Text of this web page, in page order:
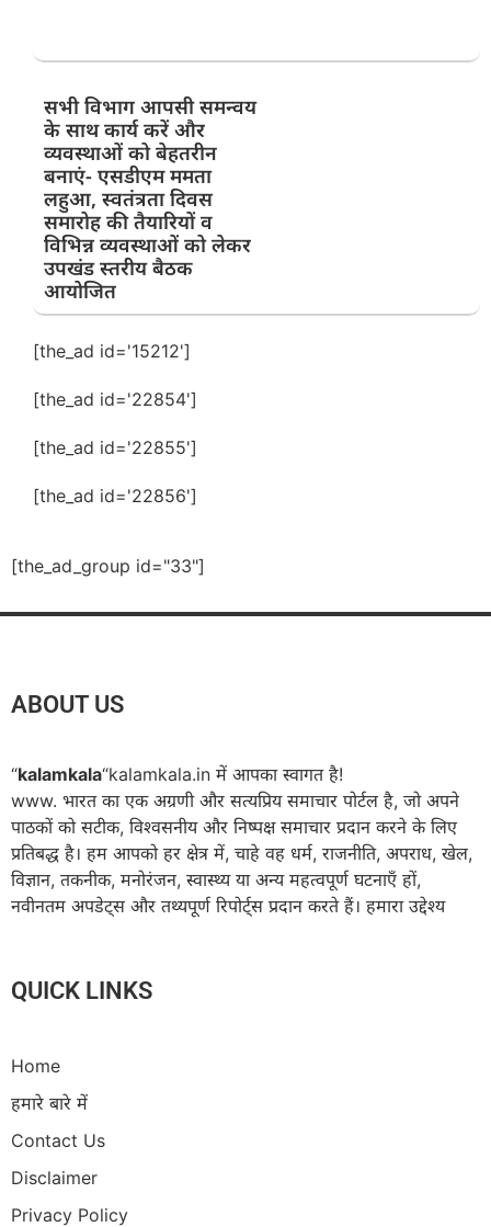
सभी विभाग आपसी समन्वय
के साथ कार्य करें और
व्यवस्थाओं को बेहतरीन
बनाएं- एसडीएम ममता
लहुआ, स्वतंत्रता दिवस
समारोह की तैयारियों व
विभिन्न व्यवस्थाओं को लेकर
उपखंड स्तरीय बैठक
आयोजित
[the_ad id='15212']
[the_ad id='22854']
[the_ad id='22855']
[the_ad id='22856']
[the_ad_group id="33"]
ABOUT US
“kalamkala“kalamkala.in में आपका स्वागत है!
www. भारत का एक अग्रणी और सत्यप्रिय समाचार पोर्टल है, जो अपने
पाठकों को सटीक, विश्वसनीय और निष्पक्ष समाचार प्रदान करने के लिए
प्रतिबद्ध है। हम आपको हर क्षेत्र में, चाहे वह धर्म, राजनीति, अपराध, खेल,
विज्ञान, तकनीक, मनोरंजन, स्वास्थ्य या अन्य महत्वपूर्ण घटनाएँ हों,
नवीनतम अपडेट्स और तथ्यपूर्ण रिपोर्ट्स प्रदान करते हैं। हमारा उद्देश्य
QUICK LINKS
Home
हमारे बारे में
Contact Us
Disclaimer
Privacy Policy